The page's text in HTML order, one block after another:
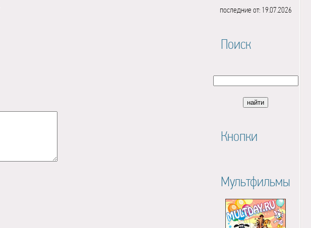
последние от: 19.07.2026
Поиск
Кнопки
Мультфильмы